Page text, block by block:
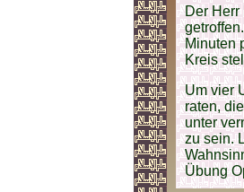
Der Herr
Minuten
Kreis
Um vier
raten,
unter
zu sein.
Übung